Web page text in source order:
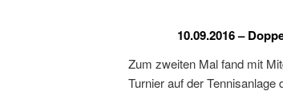
10.09.2016 –
Zum zweiten Mal fand mit
Turnier auf der